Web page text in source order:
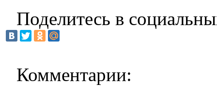
Поделитесь в
Комментарии: